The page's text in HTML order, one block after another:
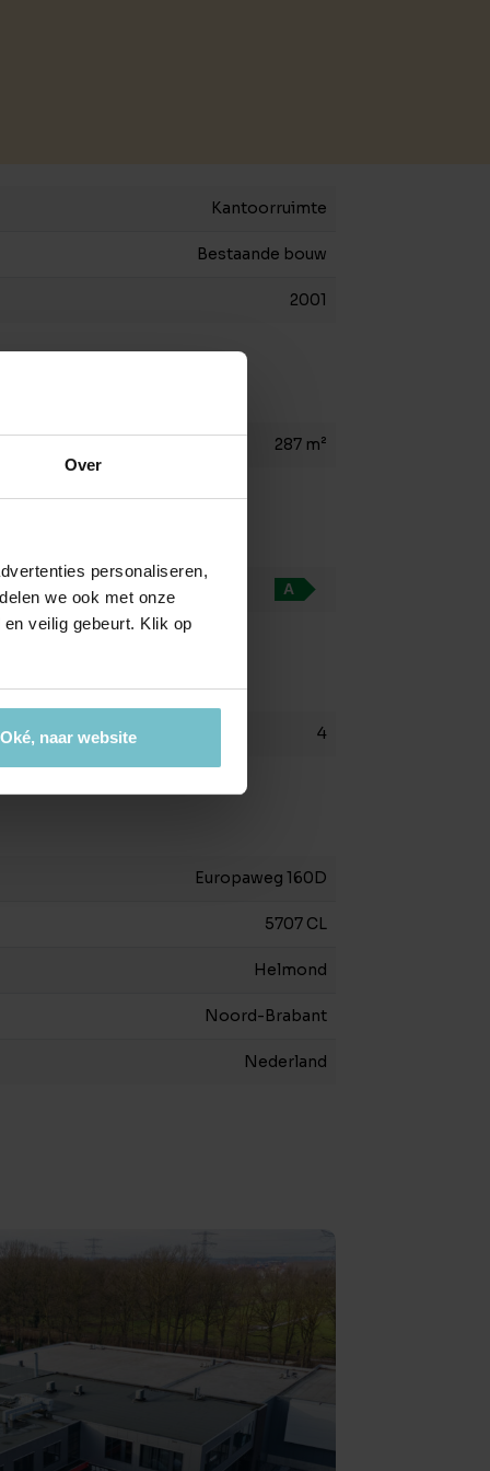
Over
personaliseren,
we ook met onze
veilig gebeurt. Klik op
Oké, naar website
Kantoorruimte
Bestaande bouw
2001
287 m²
A
4
Europaweg 160D
5707 CL
Helmond
Noord-Brabant
Nederland